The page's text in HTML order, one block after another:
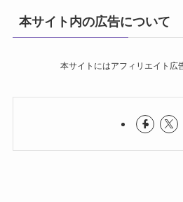
本サイト内の広告について
本サイトにはアフィリエイト広